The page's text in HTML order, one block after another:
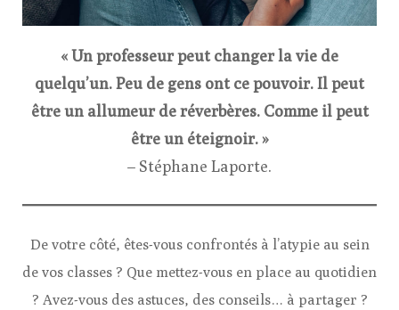
« Un professeur peut changer la vie de
quelqu’un. Peu de gens ont ce pouvoir. Il peut
être un allumeur de réverbères. Comme il peut
être un éteignoir. »
– Stéphane Laporte.
De votre côté, êtes-vous confrontés à l’atypie au sein
de vos classes ? Que mettez-vous en place au quotidien
? Avez-vous des astuces, des conseils… à partager ?